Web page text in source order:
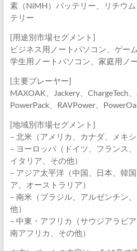
素（NiMH）バッテリー、リチウ
テリー
[用途別市場セグメント]
ビジネス用ノートパソコン、ゲー
学生用ノートパソコン、家庭用ノ
[主要プレーヤー]
MAXOAK、Jackery、ChargeTech
PowerPack、RAVPower、
[地域別市場セグメント]
– 北米（アメリカ、カナダ、メキシ
– ヨーロッパ（ドイツ、フランス、
イタリア、その他）
– アジア太平洋（中国、日本、韓
ア、オーストラリア）
– 南米（ブラジル、アルゼンチン
他）
– 中東・アフリカ（サウジアラビア
南アフリカ、その他）